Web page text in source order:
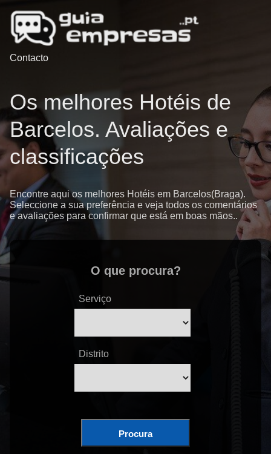
Contacto
Os melhores Hotéis de
Barcelos. Avaliações e
classificações
Encontre aqui os melhores Hotéis em Barcelos(Braga).
Seleccione a sua preferência e veja todos os comentários
e avaliações para confirmar que está em boas mãos..
O que procura?
Serviço
Distrito
Procura